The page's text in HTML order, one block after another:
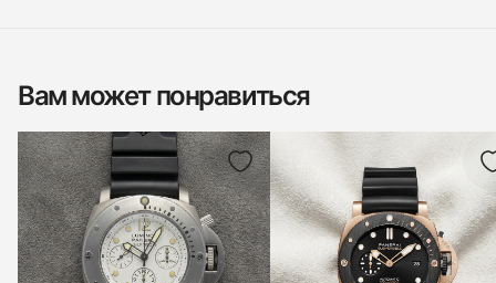
Вам может понравиться